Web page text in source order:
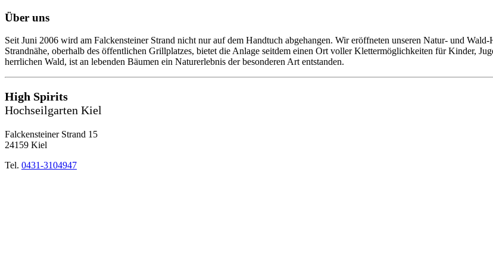
Über uns
Seit Juni 2006 wird am Falckensteiner Strand nicht nur auf dem Handtuch abgehangen. Wir eröffneten unseren Natur- und
Strandnähe, oberhalb des öffentlichen Grillplatzes, bietet die Anlage seitdem einen Ort voller Klettermöglichkeiten für Kinder,
herrlichen Wald, ist an lebenden Bäumen ein Naturerlebnis der besonderen Art entstanden.
High Spirits
Hochseilgarten Kiel
Falckensteiner Strand 15
24159 Kiel
Tel. 0431-3104947